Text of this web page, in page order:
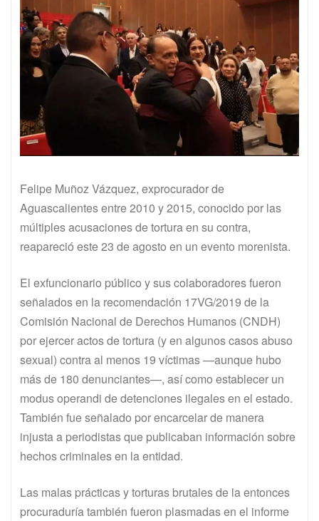
Felipe Muñoz Vázquez, exprocurador de
Aguascalientes entre 2010 y 2015, conocido por las
múltiples acusaciones de tortura en su contra,
reapareció este 23 de agosto en un evento morenista.
El exfuncionario público y sus colaboradores fueron
señalados en la recomendación 17VG/2019 de la
Comisión Nacional de Derechos Humanos (CNDH)
por ejercer actos de tortura (y en algunos casos abuso
sexual) contra al menos 19 víctimas —aunque hubo
más de 180 denunciantes—, así como establecer un
modus operandi de detenciones ilegales en el estado.
También fue señalado por encarcelar de manera
injusta a periodistas que publicaban información sobre
hechos criminales en la entidad.
Las malas prácticas y torturas brutales de la entonces
procuraduría también fueron plasmadas en el informe